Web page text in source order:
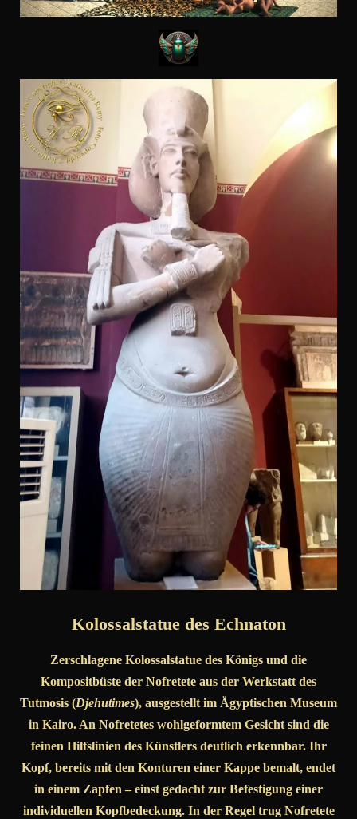
Kolossalstatue des Echnaton
Zerschlagene Kolossalstatue des Königs und die
Kompositbüste der Nofretete aus der Werkstatt des
Tutmosis (Djehutimes), ausgestellt im Ägyptischen Museum
in Kairo. An Nofretetes wohlgeformtem Gesicht sind die
feinen Hilfslinien des Künstlers deutlich erkennbar. Ihr
Kopf, bereits mit den Konturen einer Kappe bemalt, endet
in einem Zapfen – einst gedacht zur Befestigung einer
individuellen Kopfbedeckung. In der Regel trug Nofretete